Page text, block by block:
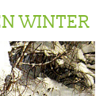
WINTER